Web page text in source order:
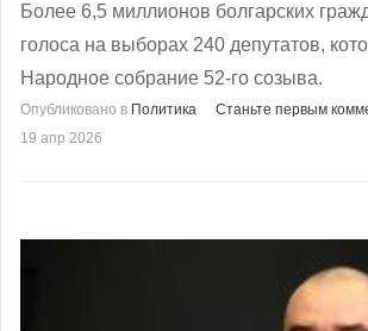
Более 6,5 миллионов болгарских
голоса на выборах 240 депутатов,
Народное собрание 52-го созыва.
Опубликовано в Политика
Станьте первым
19 апр 2026